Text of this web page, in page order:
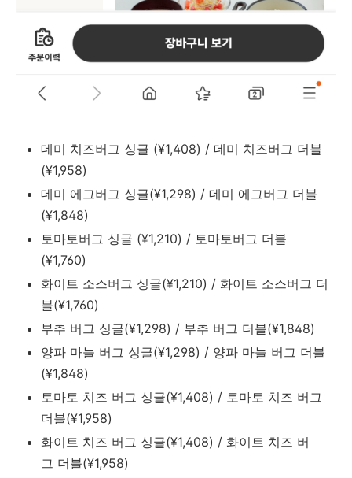
데미 치즈버그 싱글 (¥1,408) / 데미 치즈버그 더블
(¥1,958)
데미 에그버그 싱글(¥1,298) / 데미 에그버그 더블
(¥1,848)
토마토버그 싱글 (¥1,210) / 토마토버그 더블
(¥1,760)
화이트 소스버그 싱글(¥1,210) / 화이트 소스버그 더
블(¥1,760)
부추 버그 싱글(¥1,298) / 부추 버그 더블(¥1,848)
양파 마늘 버그 싱글(¥1,298) / 양파 마늘 버그 더블
(¥1,848)
토마토 치즈 버그 싱글(¥1,408) / 토마토 치즈 버그
더블(¥1,958)
화이트 치즈 버그 싱글(¥1,408) / 화이트 치즈 버
그 더블(¥1,958)